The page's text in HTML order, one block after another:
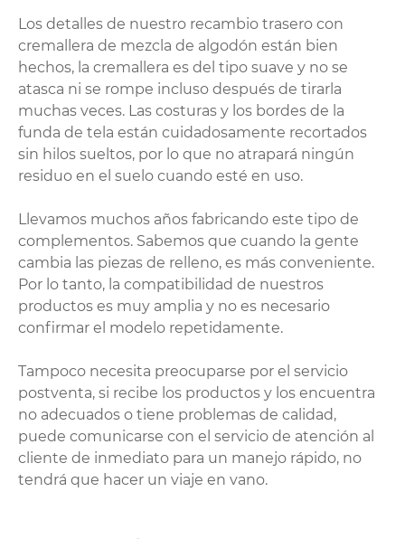
Los detalles de nuestro recambio trasero con
cremallera de mezcla de algodón están bien
hechos, la cremallera es del tipo suave y no se
atasca ni se rompe incluso después de tirarla
muchas veces. Las costuras y los bordes de la
funda de tela están cuidadosamente recortados
sin hilos sueltos, por lo que no atrapará ningún
residuo en el suelo cuando esté en uso.
Llevamos muchos años fabricando este tipo de
complementos. Sabemos que cuando la gente
cambia las piezas de relleno, es más conveniente.
Por lo tanto, la compatibilidad de nuestros
productos es muy amplia y no es necesario
confirmar el modelo repetidamente.
Tampoco necesita preocuparse por el servicio
postventa, si recibe los productos y los encuentra
no adecuados o tiene problemas de calidad,
puede comunicarse con el servicio de atención al
cliente de inmediato para un manejo rápido, no
tendrá que hacer un viaje en vano.